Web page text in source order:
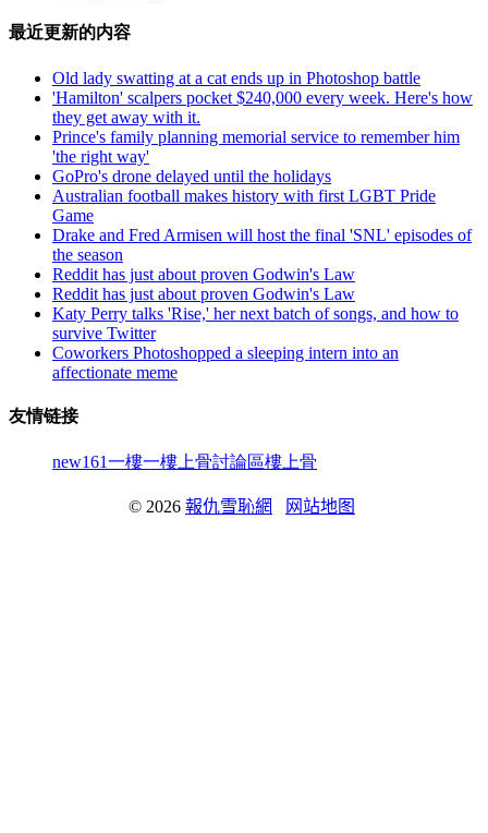
最近更新的内容
Old lady swatting at a cat ends up in Photoshop battle
'Hamilton' scalpers pocket $240,000 every week. Here's how
they get away with it.
Prince's family planning memorial service to remember him
'the right way'
GoPro's drone delayed until the holidays
Australian football makes history with first LGBT Pride
Game
Drake and Fred Armisen will host the final 'SNL' episodes of
the season
Reddit has just about proven Godwin's Law
Reddit has just about proven Godwin's Law
Katy Perry talks 'Rise,' her next batch of songs, and how to
survive Twitter
Coworkers Photoshopped a sleeping intern into an
affectionate meme
友情链接
new161一樓一樓上骨討論區樓上骨
© 2026 報仇雪恥網 网站地图